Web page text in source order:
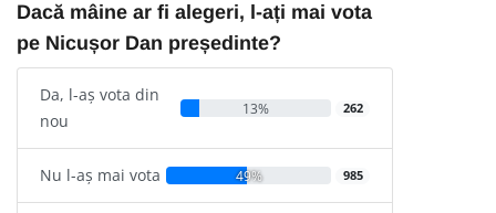
Dacă mâine ar fi alegeri, l-ați mai vota
pe Nicușor Dan președinte?
Da, l-aș vota din
nou
13% 262
Nu l-aș mai vota 49% 985